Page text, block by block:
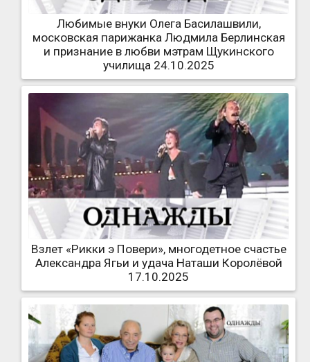
Любимые внуки Олега Басилашвили,
московская парижанка Людмила Берлинская
и признание в любви мэтрам Щукинского
училища 24.10.2025
Взлет «Рикки э Повери», многодетное счастье
Александра Ягьи и удача Наташи Королёвой
17.10.2025